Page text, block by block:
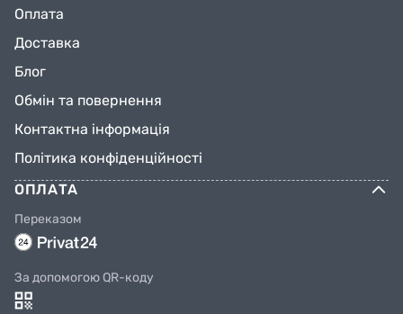
Оплата
Доставка
Блог
Обмін та повернення
Контактна інформація
Політика конфіденційності
ОПЛАТА
Переказом
За допомогою QR-коду